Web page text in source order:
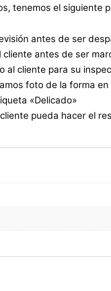
tenemos el siguiente
antes de ser
antes de ser
cliente para su
foto de la forma
«Delicado»
pueda hacer el